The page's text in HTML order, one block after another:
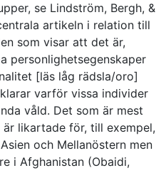
se Lindström, Bergh, &
artikeln i relation till
som visar att det är,
personlighetsegenskaper
[läs låg rädsla/oro]
varför vissa individer
våld. Det som är mest
likartade för, till exempel,
och Mellanöstern men
i Afghanistan (Obaidi,